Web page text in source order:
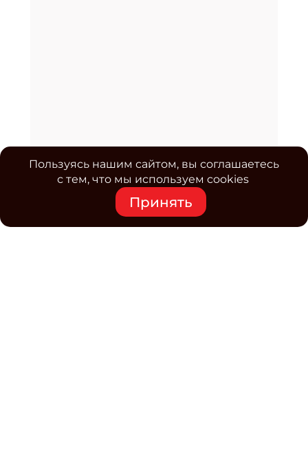
Пользуясь нашим сайтом, вы соглашаетесь
с тем, что мы используем cookies
Принять